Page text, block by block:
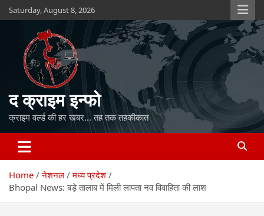
Skip
to
Saturday, August 8, 2026
द क्राइम इन्फो
क्राइम वर्ल्ड की हर खबर… तह तक तहकीकात
Home नेशनल
मध्य प्रदेश
Bhopal News: बड़े तालाब में मिली लापता नव विवाहिता की लाश